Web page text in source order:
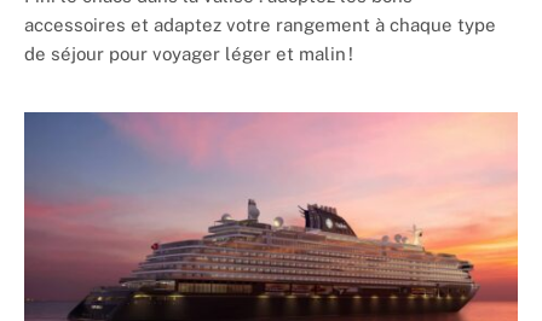
accessoires et adaptez votre rangement à chaque type
de séjour pour voyager léger et malin !